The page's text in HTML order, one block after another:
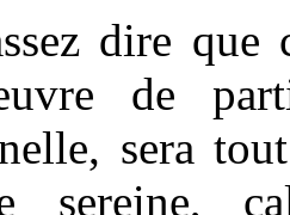
dire
de
sera
sereine,